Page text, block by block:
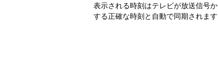
表示される時刻はテレビが放送信号
する正確な時刻と自動で同期されま